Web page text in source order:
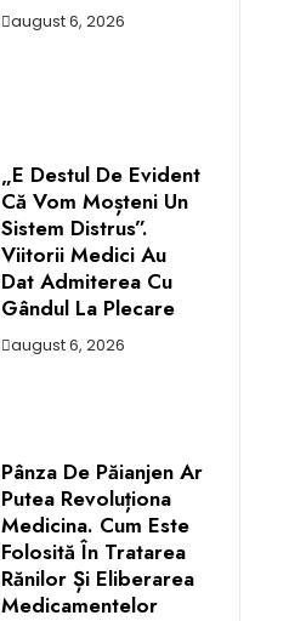
august 6, 2026
„E Destul De Evident
Că Vom Moșteni Un
Sistem Distrus”.
Viitorii Medici Au
Dat Admiterea Cu
Gândul La Plecare
august 6, 2026
Pânza De Păianjen Ar
Putea Revoluționa
Medicina. Cum Este
Folosită În Tratarea
Rănilor Și Eliberarea
Medicamentelor